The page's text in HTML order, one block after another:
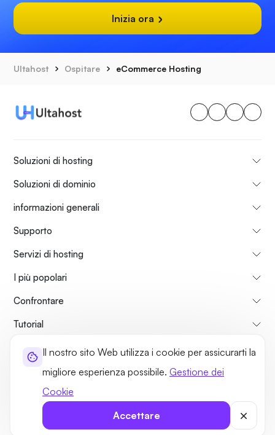
Il nostro sito Web utilizza i cookie per assicurarti la
migliore esperienza possibile. Gestione dei
Cookie
Accettare
Inizia ora
Ultahost Ospitare eCommerce Hosting
Soluzioni di hosting
Soluzioni di dominio
informazioni generali
Supporto
Servizi di hosting
I più popolari
Confrontare
Tutorial
Su di Noi
Norme sulla PrivacyPolitiche legaliMappa del sito
©2026 UltaHost - Tutti i diritti riservati